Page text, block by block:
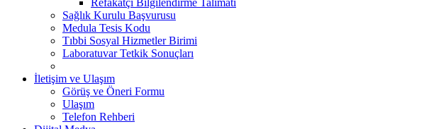
Sağlık Kurulu Başvurusu
Medula Tesis Kodu
Tıbbi Sosyal Hizmetler Birimi
Laboratuvar Tetkik Sonuçları
İletişim ve Ulaşım
Görüş ve Öneri Formu
Ulaşım
Telefon Rehberi